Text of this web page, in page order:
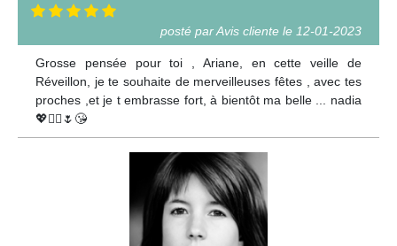
posté par Avis cliente le 12-01-2023
Grosse pensée pour toi , Ariane, en cette veille de
Réveillon, je te souhaite de merveilleuses fêtes , avec tes
proches ,et je t embrasse fort, à bientôt ma belle ... nadia
💖🙋‍♀️🌷😘